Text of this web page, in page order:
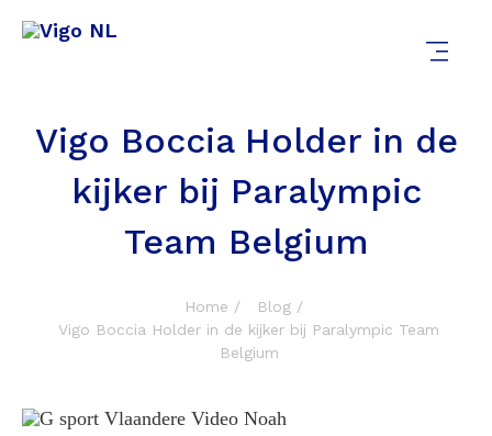
Vigo Boccia Holder in de
kijker bij Paralympic
Team Belgium
Home
Blog
Vigo Boccia Holder in de kijker bij Paralympic Team
Belgium